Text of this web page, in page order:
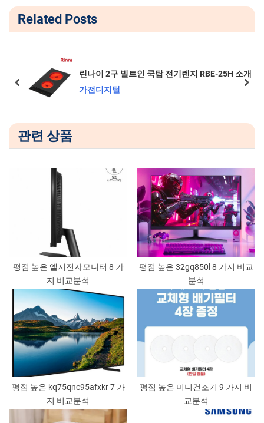
색
v
i
s
s
x
t
s
t
Related Posts
린나이 2구 빌트인 쿡탑 전기렌지 RBE-25H 소개
가전디지털
prev next
관련 상품
평점 높은 엘지전자모니터 8 가
지 비교분석
평점 높은 32gq850l 8 가지 비교
분석
평점 높은 kq75qnc95afxkr 7 가
지 비교분석
평점 높은 미니건조기 9 가지 비
교분석